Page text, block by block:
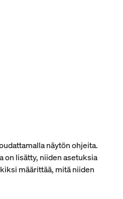
näytön ohjeita.
on lisätty, niiden asetuksia
määrittää, mitä niiden